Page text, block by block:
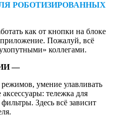
РОБОТИЗИРОВАННЫХ
как от кнопки на блоке
Пожалуй, всё
коллегами.
—
умение улавливать
тележка для
Здесь всё зависит